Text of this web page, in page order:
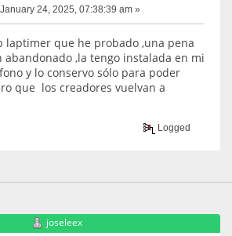
January 24, 2025, 07:38:39 am »
laptimer que he probado ,una pena
abandonado ,la tengo instalada en mi
y lo conservo sólo para poder
que los creadores vuelvan a
Logged
joseleex